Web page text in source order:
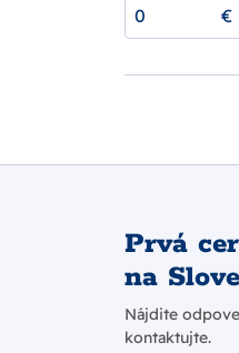
€
Prvá
na
Nájdite
kontaktujte.